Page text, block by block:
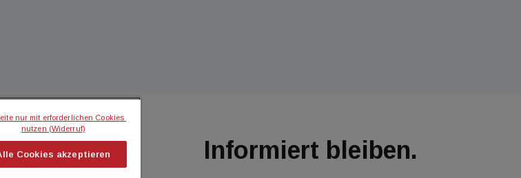
MÖCHTE... Informiert bleiben.
nur mit erforderlichen Cookies
nutzen (Widerruf)
Cookies akzeptieren